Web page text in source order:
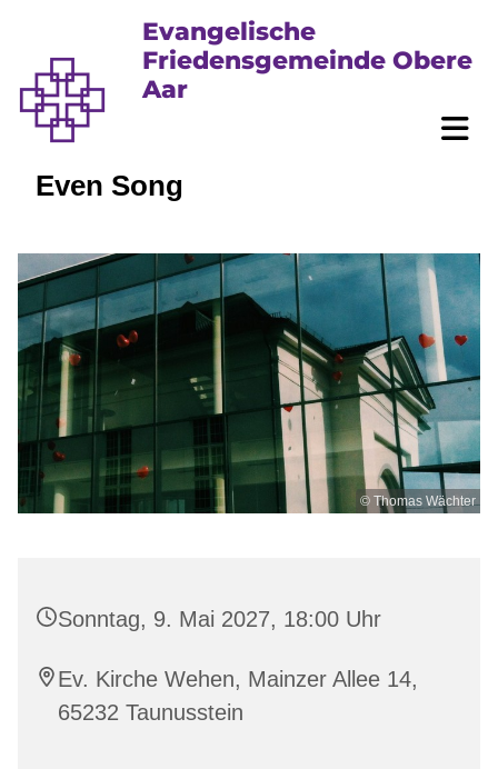
Evangelische
Friedensgemeinde Obere
Aar
Even Song
© Thomas Wächter
Sonntag, 9. Mai 2027, 18:00 Uhr
Ev. Kirche Wehen, Mainzer Allee 14,
65232 Taunusstein